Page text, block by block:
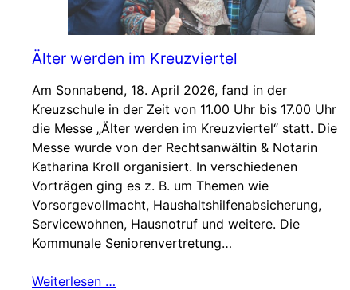
Älter werden im Kreuzviertel
Am Sonnabend, 18. April 2026, fand in der
Kreuzschule in der Zeit von 11.00 Uhr bis 17.00 Uhr
die Messe „Älter werden im Kreuzviertel“ statt. Die
Messe wurde von der Rechtsanwältin & Notarin
Katharina Kroll organisiert. In verschiedenen
Vorträgen ging es z. B. um Themen wie
Vorsorgevollmacht, Haushaltshilfenabsicherung,
Servicewohnen, Hausnotruf und weitere. Die
Kommunale Seniorenvertretung…
Weiterlesen …